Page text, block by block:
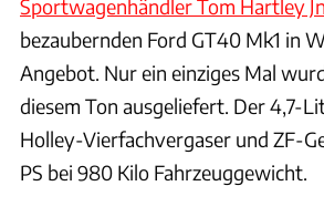
Sportwagenhändler Tom Hartley
bezaubernden Ford GT40 Mk1 in
Angebot. Nur ein einziges Mal
diesem Ton ausgeliefert. Der 4,7-
Holley-Vierfachvergaser und ZF-
PS bei 980 Kilo Fahrzeuggewicht.